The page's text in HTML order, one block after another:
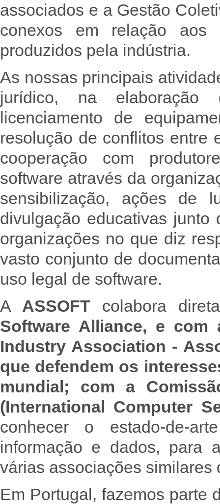
associados e a Gestão
conexos em relação aos
produzidos pela indústria.
As nossas principais
jurídico, na
licenciamento de
resolução de conflitos entre
cooperação com
software através da
sensibilização, ações de
divulgação educativas
organizações no que diz
vasto conjunto de
uso legal de software.
A ASSOFT colabora
Software Alliance, e
Industry Association -
que defendem os
mundial; com a
(International Computer
conhecer o estado-de-
informação e dados, para
várias associações similares
Em Portugal, fazemos parte